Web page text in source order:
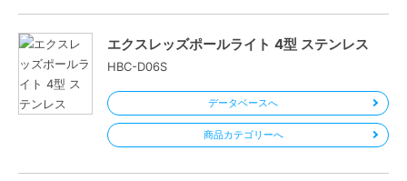
エクスレッズポールライト 4型 ステンレス
HBC-D06S
データベースへ
商品カテゴリーへ